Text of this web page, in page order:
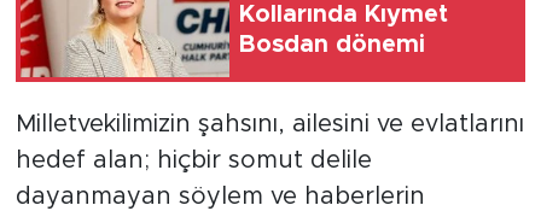
Kollarında Kıymet
Bosdan dönemi
Milletvekilimizin şahsını, ailesini ve evlatlarını
hedef alan; hiçbir somut delile
dayanmayan söylem ve haberlerin